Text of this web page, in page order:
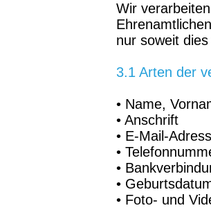
Wir
nur soweit
3.1 Arten der
• Name,
• Anschrift
• E-Mail-
•
•
•
• Foto- und